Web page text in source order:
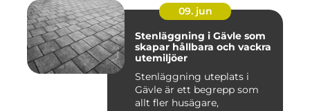
09. jun
Stenläggning i Gävle som
skapar hållbara och vackra
utemiljöer
Stenläggning uteplats i
Gävle är ett begrepp som
allt fler husägare,